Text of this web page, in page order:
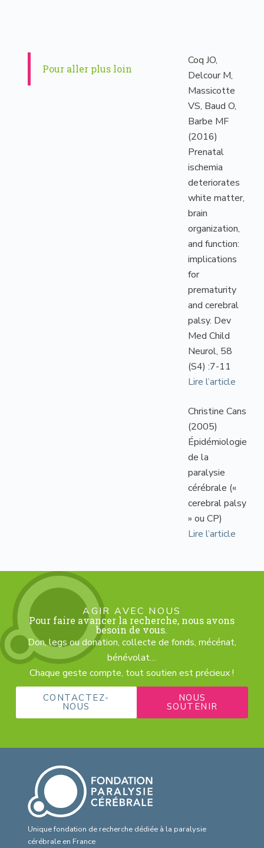
Pour aller plus loin
Coq JO,
Delcour M,
Massicotte
VS, Baud O,
Barbe MF
(2016)
Prenatal
ischemia
deteriorates
white matter,
brain
organization,
and function:
implications
for
prematurity
and cerebral
palsy. Dev
Med Child
Neurol, 58
(S4) :7-11
Lire l’article
Christine Cans
(2005)
Épidémiologie
de la
paralysie
cérébrale («
cerebral palsy
» ou CP)
Lire l’article
AGIR AVEC NOUS
Pour faire avancer la recherche, nous avons
besoin de vous.
Don, legs ou donation, collecte de fonds, mécénat,
bénévolat…
Chaque geste compte, tout soutien est précieux !
CONTACTEZ-
NOUS
NOUS
SOUTENIR
Unique fondation de recherche dédiée à la paralysie
cérébrale en France